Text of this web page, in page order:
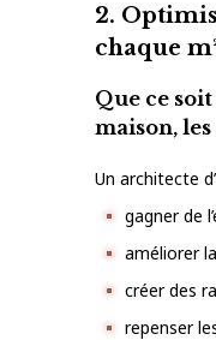
2.
chaque
Que ce
maison,
Un architecte
gagner de
améliorer
créer des
repenser